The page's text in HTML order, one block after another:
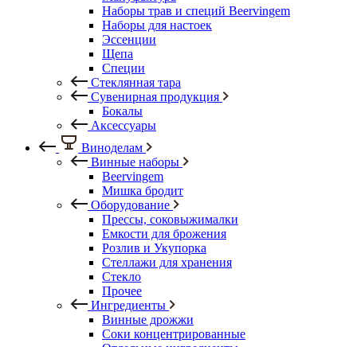
Наборы трав и специй Beervingem
Наборы для настоек
Эссенции
Щепа
Специи
Стеклянная тара
Сувенирная продукция
Бокалы
Аксессуары
Виноделам
Винные наборы
Beervingem
Мишка бродит
Оборудование
Прессы, соковыжималки
Емкости для брожения
Розлив и Укупорка
Стеллажи для хранения
Стекло
Прочее
Ингредиенты
Винные дрожжи
Соки концентрированные